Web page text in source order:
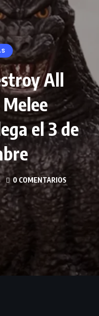
All
el 3 de
0 COMENTARIOS